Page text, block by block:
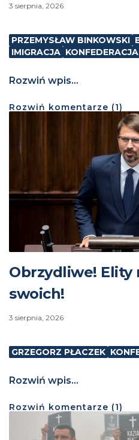
3 sierpnia, 2026
PRZEMYSŁAW BINKOWSKI
IMIGRACJA KONFEDERACJA
Rozwiń wpis...
Rozwiń komentarze (1)
Obrzydliwe! Elity
swoich!
3 sierpnia, 2026
GRZEGORZ PŁACZEK
Rozwiń wpis...
Rozwiń komentarze (1)